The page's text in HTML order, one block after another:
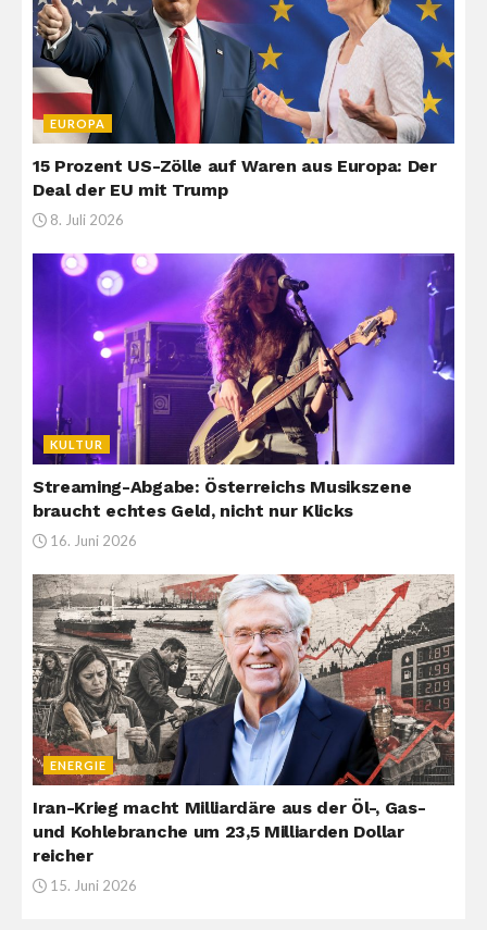
EUROPA
15 Prozent US-Zölle auf Waren aus Europa: Der
Deal der EU mit Trump
8. Juli 2026
KULTUR
Streaming-Abgabe: Österreichs Musikszene
braucht echtes Geld, nicht nur Klicks
16. Juni 2026
ENERGIE
Iran-Krieg macht Milliardäre aus der Öl-, Gas-
und Kohlebranche um 23,5 Milliarden Dollar
reicher
15. Juni 2026